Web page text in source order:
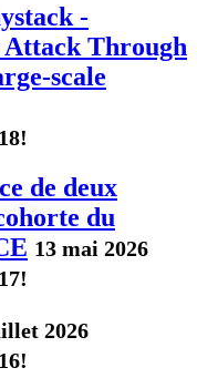
-
Through
scale
de deux
du
13 mai 2026
2026